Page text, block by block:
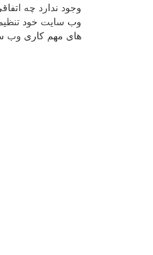
وجود ندارد چه
وب سایت خود تنظیم
های مهم کاری وب